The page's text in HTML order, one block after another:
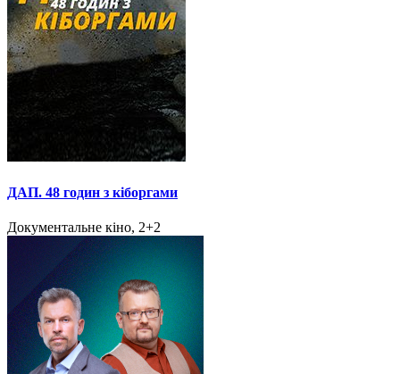
ДАП. 48 годин з кіборгами
Документальне кіно, 2+2